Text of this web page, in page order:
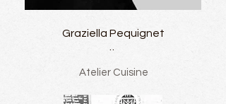
Graziella Pequignet
Atelier Cuisine